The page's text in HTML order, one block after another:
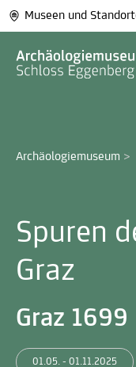
Museen und
Archäologiemuseum >
Spuren
Graz
Graz 1699
01.05. - 01.11.2025